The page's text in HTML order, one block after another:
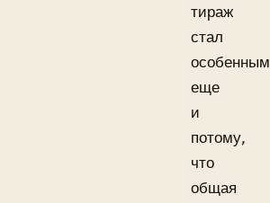
тираж
стал
особенным
еще
и
потому,
что
общая